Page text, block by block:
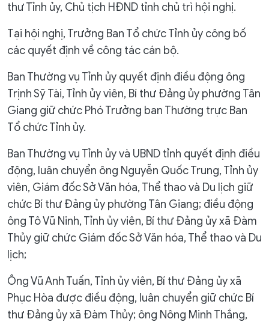
thư Tỉnh ủy, Chủ tịch HĐND tỉnh chủ trì hội nghị.
Tại hội nghị, Trưởng Ban Tổ chức Tỉnh ủy công bố
các quyết định về công tác cán bộ.
Ban Thường vụ Tỉnh ủy quyết định điều động ông
Trịnh Sỹ Tài, Tỉnh ủy viên, Bí thư Đảng ủy phường Tân
Giang giữ chức Phó Trưởng ban Thường trực Ban
Tổ chức Tỉnh ủy.
Ban Thường vụ Tỉnh ủy và UBND tỉnh quyết định điều
động, luân chuyển ông Nguyễn Quốc Trung, Tỉnh ủy
viên, Giám đốc Sở Văn hóa, Thể thao và Du lịch giữ
chức Bí thư Đảng ủy phường Tân Giang; điều động
ông Tô Vũ Ninh, Tỉnh ủy viên, Bí thư Đảng ủy xã Đàm
Thủy giữ chức Giám đốc Sở Văn hóa, Thể thao và Du
lịch;
Ông Vũ Anh Tuấn, Tỉnh ủy viên, Bí thư Đảng ủy xã
Phục Hòa được điều động, luân chuyển giữ chức Bí
thư Đảng ủy xã Đàm Thủy; ông Nông Minh Thắng,